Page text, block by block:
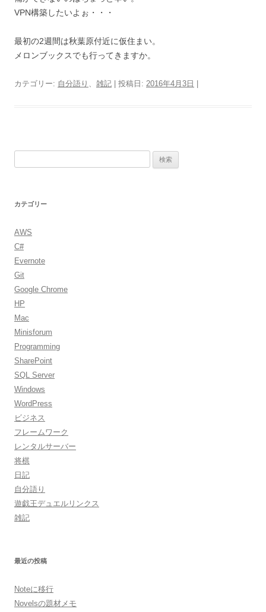
VPN構築したいよぉ・・・
最初の2週間は秋葉原付近に仮住まい。
メロンブックスでも行ってきますか。
カテゴリー: 自分語り 雑記 | 投稿日: 2016年4月3日
カテゴリー
AWS
C#
Evernote
Git
Google Chrome
HP
Mac
Minisforum
Programming
SharePoint
SQL Server
Windows
WordPress
ビジネス
フレームワーク
レンタルサーバー
将棋
日記
自分語り
遊戯王デュエルリンクス
雑記
最近の投稿
Noteに移行
Novelsの題材メモ